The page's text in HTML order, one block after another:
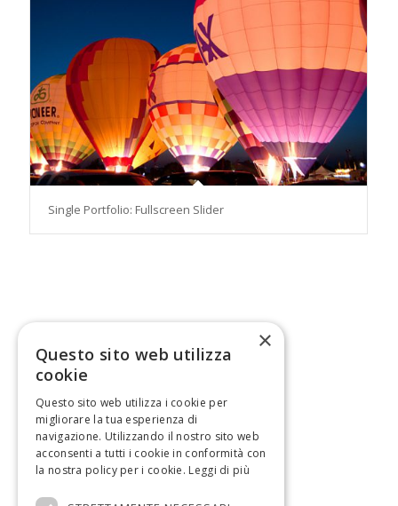
Single Portfolio: Fullscreen Slider
×
Questo sito web utilizza
cookie
Questo sito web utilizza i cookie per
migliorare la tua esperienza di
navigazione. Utilizzando il nostro sito web
acconsenti a tutti i cookie in conformità con
la nostra policy per i cookie. Leggi di più